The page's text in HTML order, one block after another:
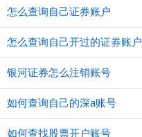
怎么查询自己证券账户
怎么查询自己开过的证券账户
银河证券怎么注销账号
如何查询自己的深a账号
如何查找股票开户账号